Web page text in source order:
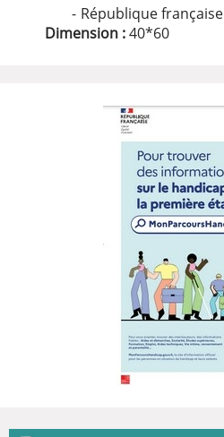
République française
Dimension :40*60